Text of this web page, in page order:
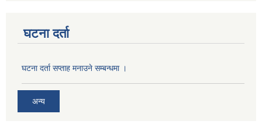
घटना दर्ता
घटना दर्ता सप्ताह मनाउने सम्बन्धमा ।
अन्य